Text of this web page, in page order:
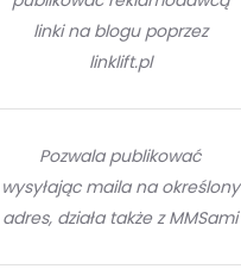
linki na blogu poprzez
linklift.pl
Pozwala publikować
wysyłając maila na określony
adres, działa także z MMSami